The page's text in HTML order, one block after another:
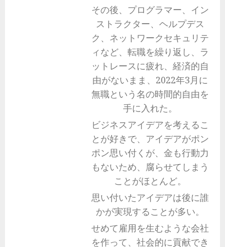
その後、プログラマー、イン
ストラクター、ヘルプデス
ク、ネットワークセキュリテ
ィなど、転職を繰り返し、ラ
ットレースに疲れ、経済的自
由がないまま、2022年3月に
無職という名の時間的自由を
手に入れた。
ビジネスアイデアを考えるこ
とが好きで、アイデアがポン
ポン思い付くが、金も行動力
もないため、腐らせてしまう
ことがほとんど。
思い付いたアイデアは後に誰
かが実現することが多い。
せめて雇用を生むような会社
を作って、社会的に貢献でき